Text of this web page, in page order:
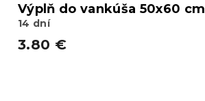
Výplň do vankúša 50x60 cm
14 dní
3.80 €